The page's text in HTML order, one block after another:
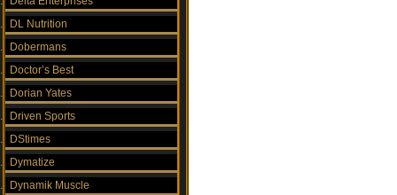
DL Nutrition
Dobermans
Doctor’s Best
Dorian Yates
Driven Sports
DStimes
Dymatize
Dynamik Muscle